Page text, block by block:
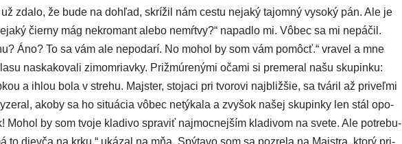
zda­lo, že bude na dohľad, skrí­žil nám ces­tu neja­ký tajom­ný vyso­ký pán. Ale je
čier­ny mág nek­ro­mant ale­bo nemŕt­vy?“ napad­lo mi. Vôbec sa mi nepá­čil.
Áno? To sa vám ale nepo­da­rí. No mohol by som vám pomôcť.“ vra­vel a mne
naska­ko­va­li zimom­riav­ky. Prižmúrenými oča­mi si pre­me­ral našu sku­pin­ku:
a ihlou bola v stre­hu. Majster, sto­ja­ci pri tvo­ro­vi najb­liž­šie, sa tvá­ril až pri­veľ­mi
ako­by sa ho situ­ácia vôbec netý­ka­la a zvy­šok našej sku­pin­ky len stál opo­
Mohol by som tvo­je kla­di­vo spra­viť naj­moc­nej­ším kla­di­vom na sve­te. Ale potre­bu­
to diev­ča na krku.“ uká­zal na mňa. Spýtavo som sa pozre­la na Majstra, kto­rý pri­